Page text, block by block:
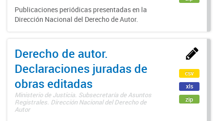
Publicaciones periódicas presentadas en la
Dirección Nacional del Derecho de Autor.
Derecho de autor.
Declaraciones juradas de
obras editadas
Ministerio de Justicia. Subsecretaría de Asuntos
Registrales. Dirección Nacional del Derecho de
Autor
csv
xls
zip